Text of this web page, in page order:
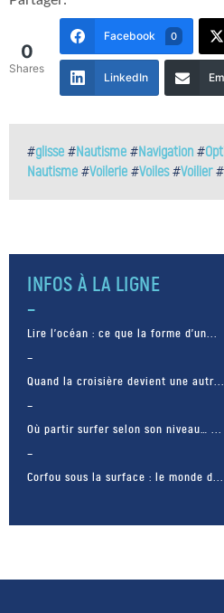
0
Shares
Facebook 0
LinkedIn
#glisse #Nautisme #Navigation #
Nautisme #Voilerie #Voiles#Voilier#
INFOS À LA LIGNE
Lire l’océan : ce que la forme d’un...
Quand la croisière devient une autr...
Où partir surfer selon son niveau… ...
Corfou sous la surface : le monde d...